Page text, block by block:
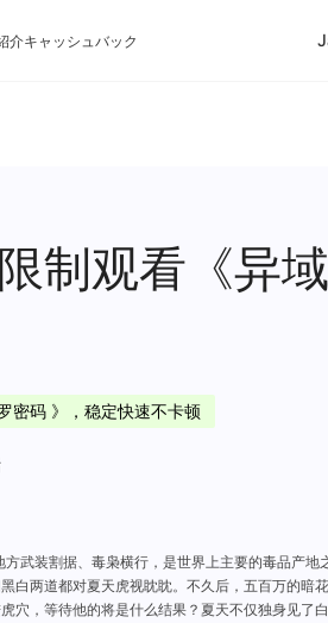
介キャッシュバック
制观看《异
密码 》，稳定快速不卡顿
武装割据、毒枭横行，是世界上主要的毒品产地
白两道都对夏天虎视眈眈。不久后，五百万的暗
穴，等待他的将是什么结果？夏天不仅独身见了